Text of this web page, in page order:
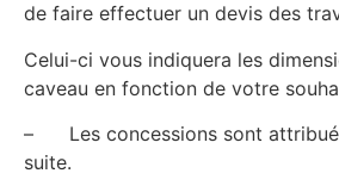
de faire effectuer un devis des
Celui-ci vous indiquera les
caveau en fonction de votre
– Les concessions sont
suite.